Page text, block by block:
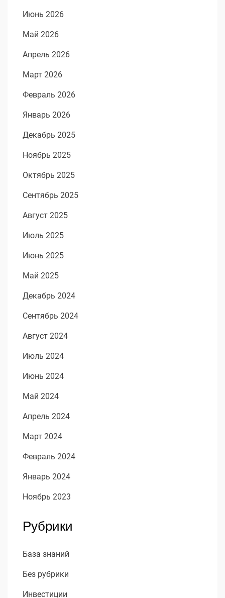
Июнь 2026
Май 2026
Апрель 2026
Март 2026
Февраль 2026
Январь 2026
Декабрь 2025
Ноябрь 2025
Октябрь 2025
Сентябрь 2025
Август 2025
Июль 2025
Июнь 2025
Май 2025
Декабрь 2024
Сентябрь 2024
Август 2024
Июль 2024
Июнь 2024
Май 2024
Апрель 2024
Март 2024
Февраль 2024
Январь 2024
Ноябрь 2023
Рубрики
База знаний
Без рубрики
Инвестиции